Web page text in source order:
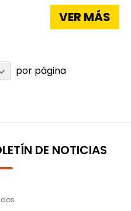
VER MÁS
por página
DE NOTICIAS